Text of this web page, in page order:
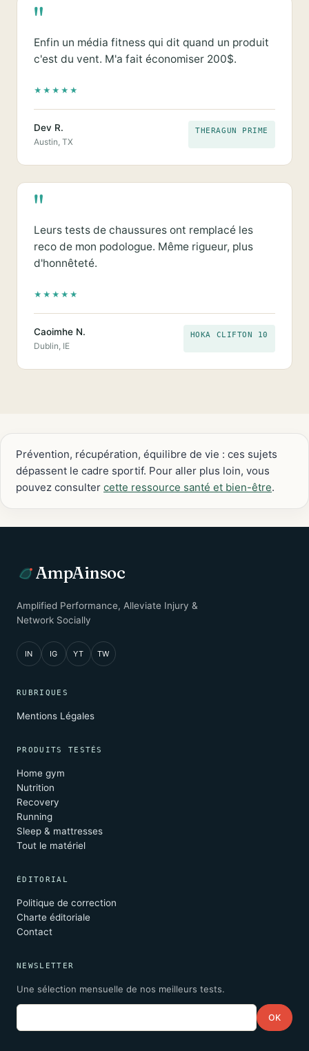
"
Enfin un média fitness qui dit quand un produit
c'est du vent. M'a fait économiser 200$.
★ ★ ★ ★ ★
Dev R.
Austin, TX
THERAGUN PRIME
"
Leurs tests de chaussures ont remplacé les
reco de mon podologue. Même rigueur, plus
d'honnêteté.
★ ★ ★ ★ ★
Caoimhe N.
Dublin, IE
HOKA CLIFTON 10
Prévention, récupération, équilibre de vie : ces sujets
dépassent le cadre sportif. Pour aller plus loin, vous
pouvez consulter cette ressource santé et bien-être.
AmpAinsoc
Amplified Performance, Alleviate Injury &
Network Socially
IN IG YT TW
RUBRIQUES
Mentions Légales
PRODUITS TESTÉS
Home gym
Nutrition
Recovery
Running
Sleep & mattresses
Tout le matériel
ÉDITORIAL
Politique de correction
Charte éditoriale
Contact
NEWSLETTER
Une sélection mensuelle de nos meilleurs tests.
Email OK